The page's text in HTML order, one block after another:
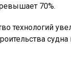
70%.
технологий
судна